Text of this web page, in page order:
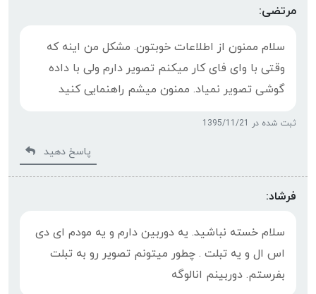
مرتضی:
سلام ممنون از اطلاعات خوبتون. مشکل من اینه که
وقتی با وای فای کار میکنم تصویر دارم ولی با داده
گوشی تصویر نمیاد. ممنون میشم راهنمایی کنید
ثبت شده در 1395/11/21
پاسخ دهید
فرشاد:
سلام خسته نباشید. یه دوربین دارم و یه مودم ای دی
اس ال و یه تبلت . چطور میتونم تصویر رو به تبلت
بفرستم. دوربینم انالوگه